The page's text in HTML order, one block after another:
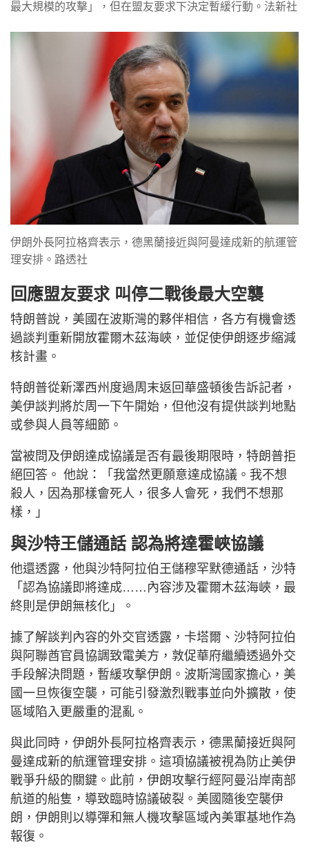
最大規模的攻擊」，但在盟友要求下決定暫緩行動。法新社
伊朗外長阿拉格齊表示，德黑蘭接近與阿曼達成新的航運管
理安排。路透社
回應盟友要求 叫停二戰後最大空襲
特朗普說，美國在波斯灣的夥伴相信，各方有機會透
過談判重新開放霍爾木茲海峽，並促使伊朗逐步縮減
核計畫。
特朗普從新澤西州度過周末返回華盛頓後告訴記者，
美伊談判將於周一下午開始，但他沒有提供談判地點
或參與人員等細節。
當被問及伊朗達成協議是否有最後期限時，特朗普拒
絕回答。 他說：「我當然更願意達成協議。我不想
殺人，因為那樣會死人，很多人會死，我們不想那
樣，」
與沙特王儲通話 認為將達霍峽協議
他還透露，他與沙特阿拉伯王儲穆罕默德通話，沙特
「認為協議即將達成……內容涉及霍爾木茲海峽，最
終則是伊朗無核化」。
據了解談判內容的外交官透露，卡塔爾、沙特阿拉伯
與阿聯酋官員協調致電美方，敦促華府繼續透過外交
手段解決問題，暫緩攻擊伊朗。波斯灣國家擔心，美
國一旦恢復空襲，可能引發激烈戰事並向外擴散，使
區域陷入更嚴重的混亂。
與此同時，伊朗外長阿拉格齊表示，德黑蘭接近與阿
曼達成新的航運管理安排。這項協議被視為防止美伊
戰爭升級的關鍵。此前，伊朗攻擊行經阿曼沿岸南部
航道的船隻，導致臨時協議破裂。美國隨後空襲伊
朗，伊朗則以導彈和無人機攻擊區域內美軍基地作為
報復。